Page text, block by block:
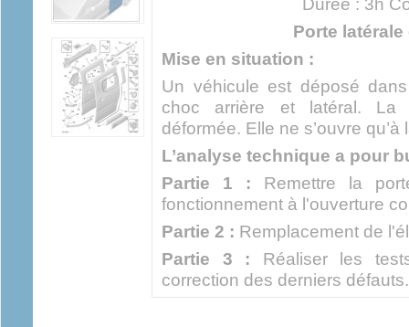
Porte
Mise en situation :
Un véhicule est déposé
choc arrière et latéral. La
déformée. Elle ne s’ouvre
L’analyse technique a pour
Partie 1 : Remettre la
fonctionnement à l'ouverture
Partie 2 : Remplacement de
Partie 3 : Réaliser les
correction des derniers défauts.